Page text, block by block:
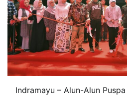
Indramayu – Alun-Alun